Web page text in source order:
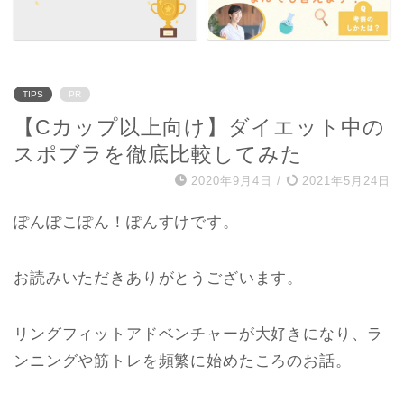
TIPS PR
【Cカップ以上向け】ダイエット中の
スポブラを徹底比較してみた
2020年9月4日 / 2021年5月24日
ぽんぽこぽん！ぽんすけです。
お読みいただきありがとうございます。
リングフィットアドベンチャーが大好きになり、ラ
ンニングや筋トレを頻繁に始めたころのお話。